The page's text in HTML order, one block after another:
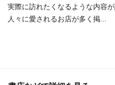
実際に訪れたくなるような内容
人々に愛されるお店が多く掲...